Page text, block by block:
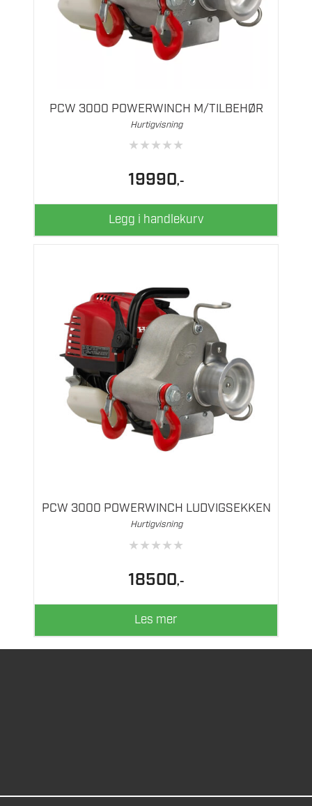
PCW 3000 POWERWINCH M/TILBEHØR
Hurtigvisning
★★★★★
19990,-
Legg i handlekurv
PCW 3000 POWERWINCH LUDVIGSEKKEN
Hurtigvisning
★★★★★
18500,-
Les mer